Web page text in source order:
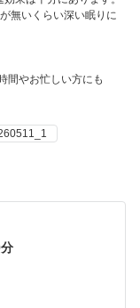
無いくらい深い眠りに
間やお忙しい方にも
分